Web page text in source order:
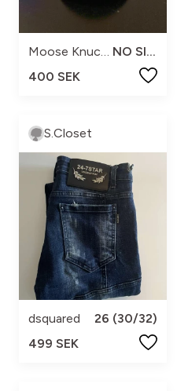
NO SIZE
400 SEK
S.Closet
dsquared
26 (30/32)
499 SEK